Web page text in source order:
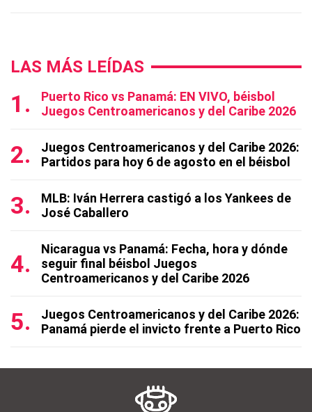
LAS MÁS LEÍDAS
Puerto Rico vs Panamá: EN VIVO, béisbol
Juegos Centroamericanos y del Caribe 2026
Juegos Centroamericanos y del Caribe 2026:
Partidos para hoy 6 de agosto en el béisbol
MLB: Iván Herrera castigó a los Yankees de
José Caballero
Nicaragua vs Panamá: Fecha, hora y dónde
seguir final béisbol Juegos
Centroamericanos y del Caribe 2026
Juegos Centroamericanos y del Caribe 2026:
Panamá pierde el invicto frente a Puerto Rico